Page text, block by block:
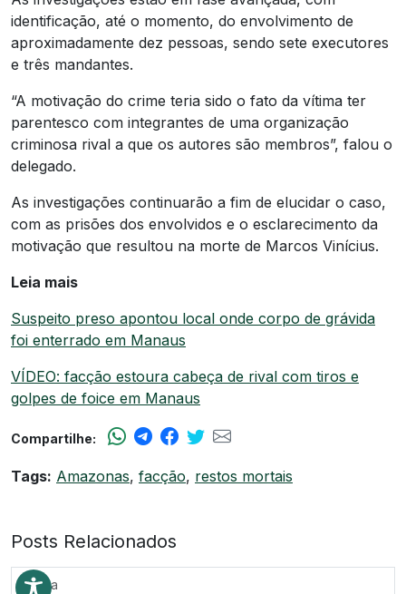
identificação, até o momento, do envolvimento de
aproximadamente dez pessoas, sendo sete executores
e três mandantes.
“A motivação do crime teria sido o fato da vítima ter
parentesco com integrantes de uma organização
criminosa rival a que os autores são membros”, falou o
delegado.
As investigações continuarão a fim de elucidar o caso,
com as prisões dos envolvidos e o esclarecimento da
motivação que resultou na morte de Marcos Vinícius.
Leia mais
Suspeito preso apontou local onde corpo de grávida
foi enterrado em Manaus
VÍDEO: facção estoura cabeça de rival com tiros e
golpes de foice em Manaus
Compartilhe:
Tags: Amazonas, facção, restos mortais
Posts Relacionados
Polícia